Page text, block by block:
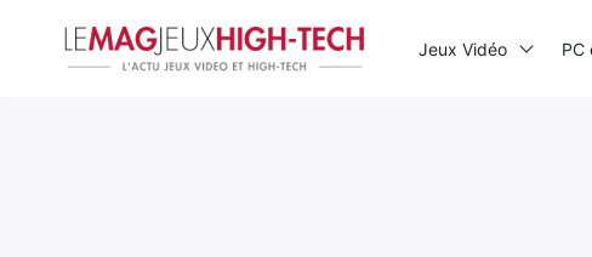
Jeux Vidéo PC